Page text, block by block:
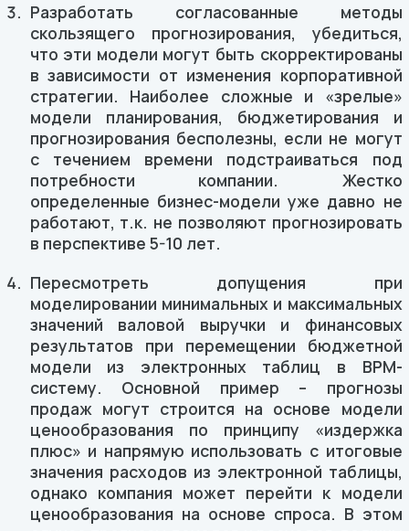
Разработать согласованные методы
скользящего прогнозирования, убедиться,
что эти модели могут быть скорректированы
в зависимости от изменения корпоративной
стратегии. Наиболее сложные и «зрелые»
модели планирования, бюджетирования и
прогнозирования бесполезны, если не могут
с течением времени подстраиваться под
потребности компании. Жестко
определенные бизнес-модели уже давно не
работают, т.к. не позволяют прогнозировать
в перспективе 5-10 лет.
Пересмотреть допущения при
моделировании минимальных и максимальных
значений валовой выручки и финансовых
результатов при перемещении бюджетной
модели из электронных таблиц в BPM-
систему. Основной пример – прогнозы
продаж могут строится на основе модели
ценообразования по принципу «издержка
плюс» и напрямую использовать с итоговые
значения расходов из электронной таблицы,
однако компания может перейти к модели
ценообразования на основе спроса. В этом